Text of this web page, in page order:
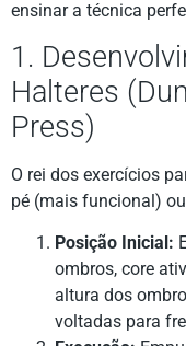
ensinar a técnica
1.
Halteres
Press)
O rei dos exercícios
pé (mais funcional)
Posição Inicial:
ombros, core
altura dos
voltadas para